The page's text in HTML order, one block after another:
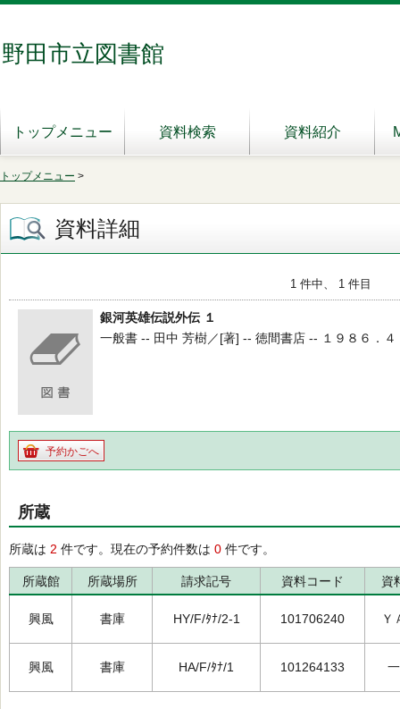
野田市立図書館
トップメニュー 資料検索 資料紹介
トップメニュー >
資料詳細
1 件中、 1 件目
銀河英雄伝説外伝 １
一般書 -- 田中 芳樹／[著] -- 徳間書店 -- １９８６．
予約かごへ
所蔵
所蔵は 2 件です。現在の予約件数は 0 件です。
所蔵館 所蔵場所 請求記号 資料コード 資
興風 書庫 HY/F/ﾀﾅ/2-1 101706240 Ｙ
興風 書庫 HA/F/ﾀﾅ/1 101264133